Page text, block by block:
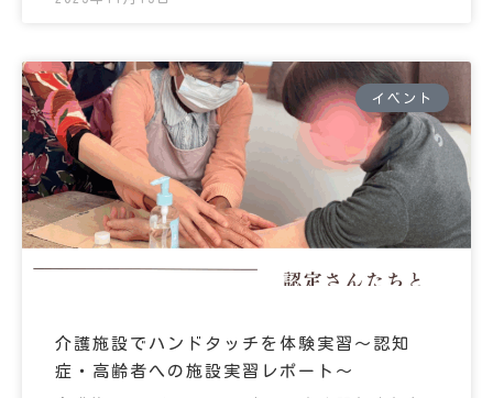
イベント
介護施設でハンドタッチを体験実習～認知
症・高齢者への施設実習レポート～